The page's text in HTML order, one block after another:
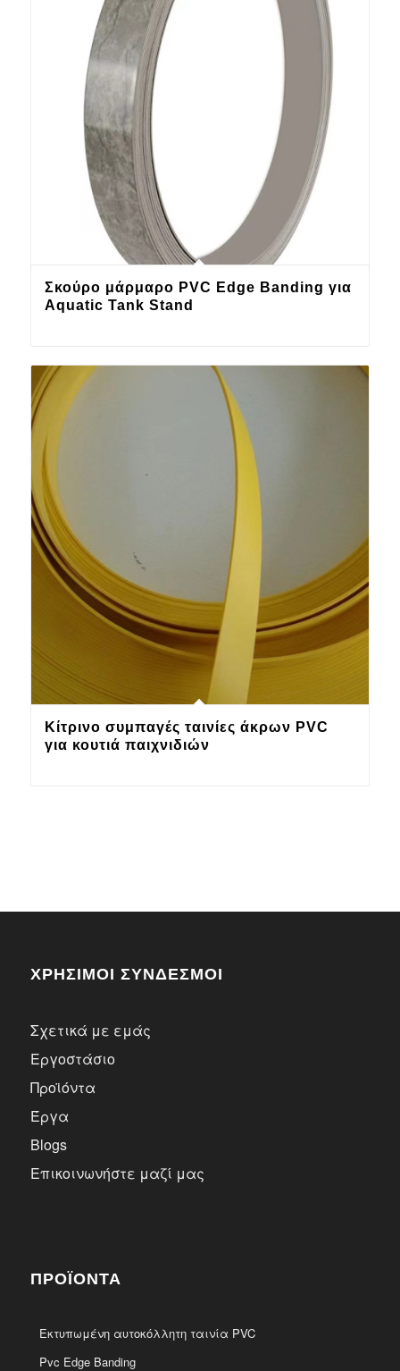
Σκούρο μάρμαρο PVC Edge Banding για
Aquatic Tank Stand
Κίτρινο συμπαγές ταινίες άκρων PVC
για κουτιά παιχνιδιών
ΧΡΗΣΙΜΟΙ ΣΥΝΔΕΣΜΟΙ
Σχετικά με εμάς
Εργοστάσιο
Προϊόντα
Έργα
Blogs
Επικοινωνήστε μαζί μας
ΠΡΟΪΌΝΤΑ
Εκτυπωμένη αυτοκόλλητη ταινία PVC
Pvc Edge Banding